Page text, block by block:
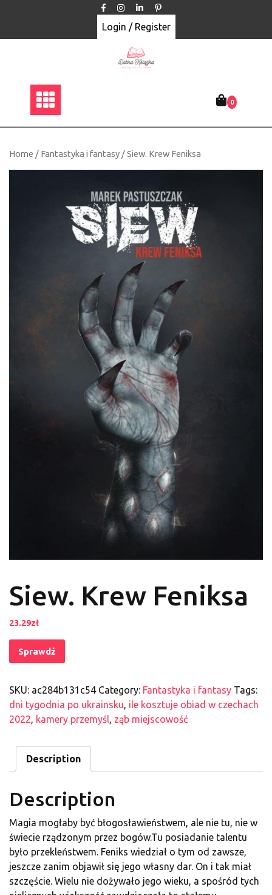
Login / Register
0
Home / Fantastyka i fantasy / Siew. Krew Feniksa
Siew. Krew Feniksa
23.29zł
Sprawdź
SKU: ac284b131c54 Category: Fantastyka i fantasy Tags:
dni tygodnia po ukrainsku, ile kosztuje obiad w czechach
2022, kamery przemyśl, ząb miejscowość
Description
Description
Magia mogłaby być błogosławieństwem, ale nie tu, nie w
świecie rządzonym przez bogów.Tu posiadanie talentu
było przekleństwem. Feniks wiedział o tym od zawsze,
jeszcze zanim objawił się jego własny dar. On i tak miał
szczęście. Wielu nie dożywało jego wieku, a spośród tych